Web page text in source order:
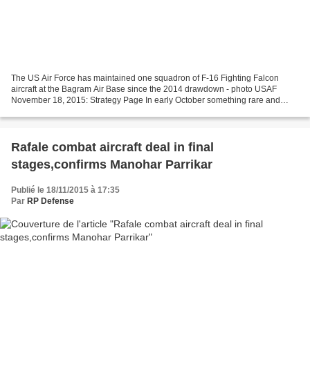
The US Air Force has maintained one squadron of F-16 Fighting Falcon
aircraft at the Bagram Air Base since the 2014 drawdown - photo USAF
November 18, 2015: Strategy Page In early October something rare and
Rafale combat aircraft deal in final
stages,confirms Manohar Parrikar
Publié le 18/11/2015 à 17:35
Par RP Defense